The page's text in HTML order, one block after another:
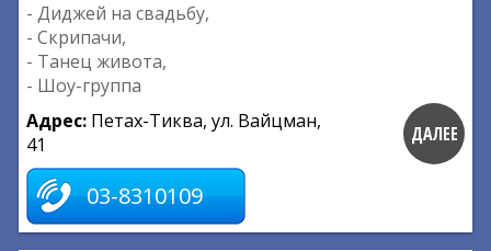
- Диджей на свадьбу,
- Скрипачи,
- Танец живота,
- Шоу-группа
Адрес: Петах-Тиква, ул. Вайцман,
41
03-8310109
ДАЛЕЕ